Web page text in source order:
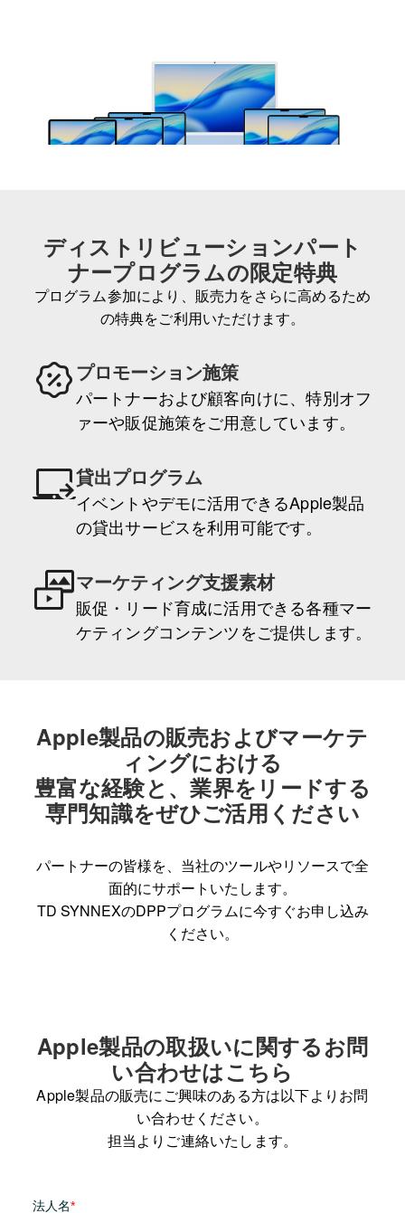
ディストリビューションパート
ナープログラムの限定特典
プログラム参加により、販売力をさらに高めるため
の特典をご利用いただけます。
プロモーション施策
パートナーおよび顧客向けに、特別オフ
ァーや販促施策をご用意しています。
貸出プログラム
イベントやデモに活用できるApple製品
の貸出サービスを利用可能です。
マーケティング支援素材
販促・リード育成に活用できる各種マー
ケティングコンテンツをご提供します。
Apple製品の販売およびマーケテ
ィングにおける
豊富な経験と、業界をリードする
専門知識をぜひご活用ください
パートナーの皆様を、当社のツールやリソースで全
面的にサポートいたします。
TD SYNNEXのDPPプログラムに今すぐお申し込み
ください。
Apple製品の取扱いに関するお問
い合わせはこちら
Apple製品の販売にご興味のある方は以下よりお問
い合わせください。
担当よりご連絡いたします。